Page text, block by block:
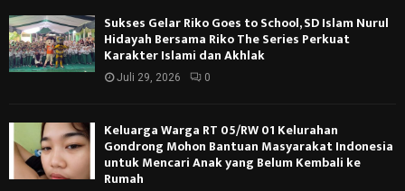
Sukses Gelar Riko Goes to School, SD Islam Nurul
Hidayah Bersama Riko The Series Perkuat
Karakter Islami dan Akhlak
Juli 29, 2026 0
Keluarga Warga RT 05/RW 01 Kelurahan
Gondrong Mohon Bantuan Masyarakat Indonesia
untuk Mencari Anak yang Belum Kembali ke
Rumah